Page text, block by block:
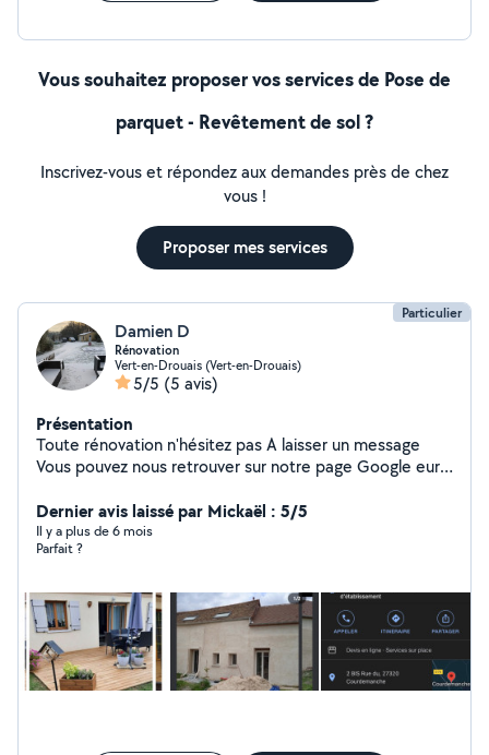
Vous souhaitez proposer vos services de Pose de
parquet - Revêtement de sol ?
Inscrivez-vous et répondez aux demandes près de chez
vous !
Proposer mes services
Particulier
Damien D
Rénovation
Vert-en-Drouais (Vert-en-Drouais)
5/5 (5 avis)
Présentation
Toute rénovation n'hésitez pas A laisser un message
Vous pouvez nous retrouver sur notre page Google eurl
Dernier avis laissé par Mickaël : 5/5
Il y a plus de 6 mois
Parfait ?